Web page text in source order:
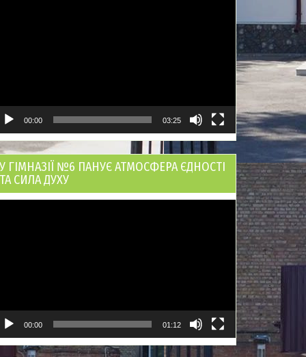
00:00 03:25
У ГІМНАЗІЇ №6 ПАНУЄ АТМОСФЕРА ЄДНОСТІ
ТА СИЛА ДУХУ
00:00 01:12